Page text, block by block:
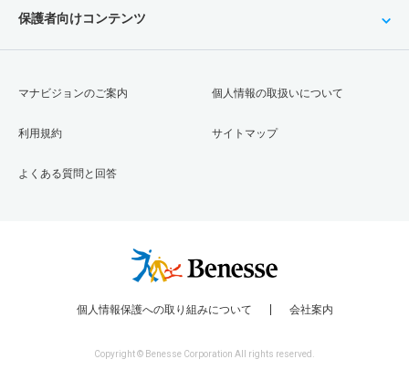
保護者向けコンテンツ
マナビジョンのご案内
利用規約
よくある質問と回答
個人情報の取扱いについて
サイトマップ
個人情報保護への取り組みについて 会社案内
Copyright © Benesse Corporation All rights reserved.